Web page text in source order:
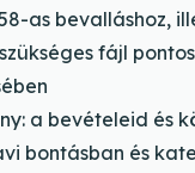
as bevalláshoz,
fájl
a bevételeid és
bontásban és